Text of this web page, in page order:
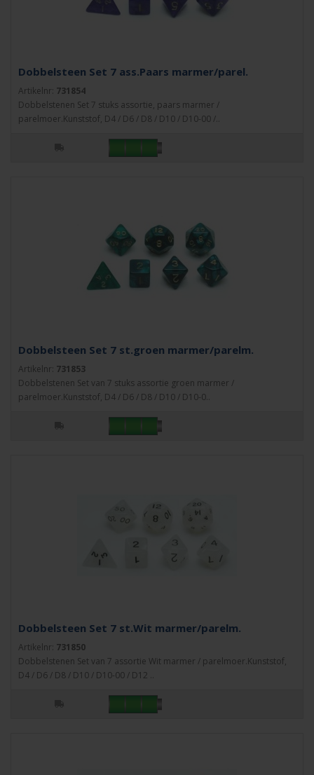
Dobbelsteen Set 7 ass.Paars marmer/parel.
Artikelnr: 731854
Dobbelstenen Set 7 stuks assortie, paars marmer /
parelmoer.Kunststof, D4 / D6 / D8 / D10 / D10-00 /..
Dobbelsteen Set 7 st.groen marmer/parelm.
Artikelnr: 731853
Dobbelstenen Set van 7 stuks assortie groen marmer /
parelmoer.Kunststof, D4 / D6 / D8 / D10 / D10-0..
Dobbelsteen Set 7 st.Wit marmer/parelm.
Artikelnr: 731850
Dobbelstenen Set van 7 assortie Wit marmer / parelmoer.Kunststof,
D4 / D6 / D8 / D10 / D10-00 / D12 ..